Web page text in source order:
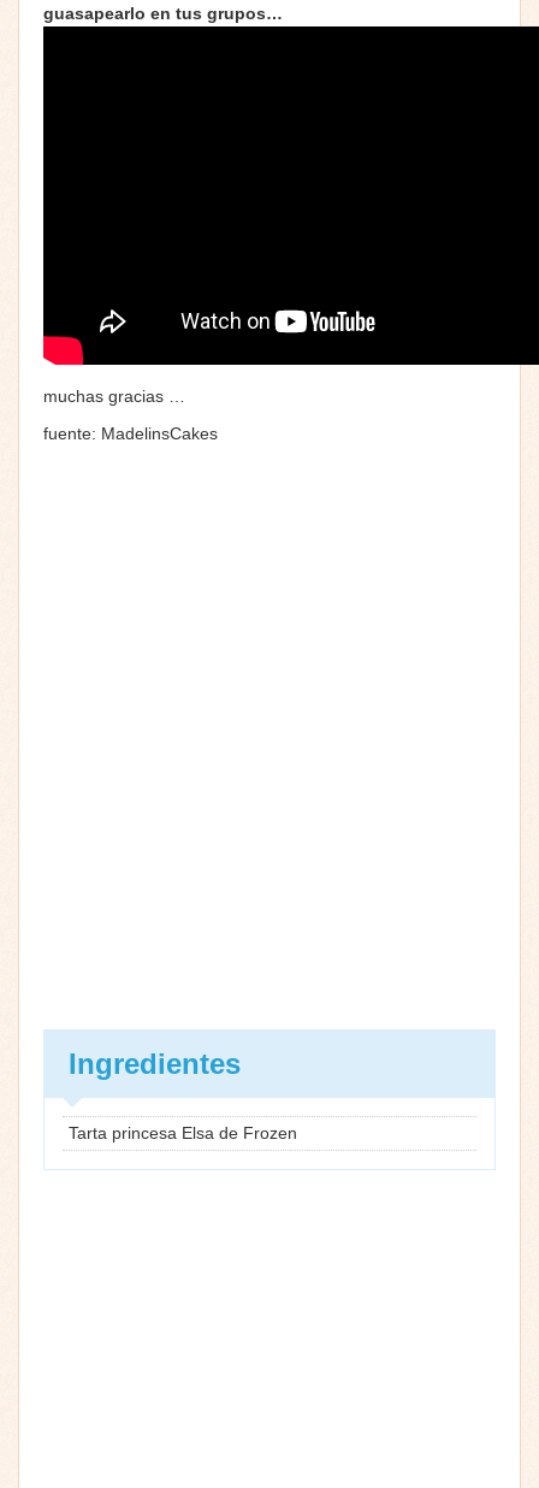
guasapearlo en tus grupos…
muchas gracias …
fuente: MadelinsCakes
Ingredientes
Tarta princesa Elsa de Frozen